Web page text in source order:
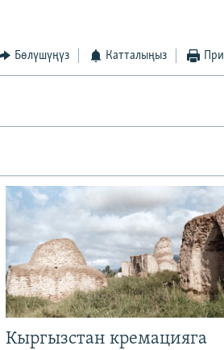
Бөлүшүңүз Катталыңыз
Кыргызстан кремацияга